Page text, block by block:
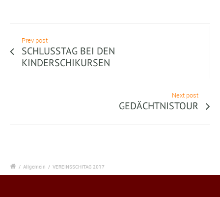
Prev post
SCHLUSSTAG BEI DEN
KINDERSCHIKURSEN
Next post
GEDÄCHTNISTOUR
/ Allgemein / VEREINSSCHITAG 2017